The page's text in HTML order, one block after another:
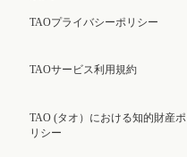
TAOプライバシーポリシー
TAOサービス利用規約
TAO (タオ）における知的財産ポ
リシー